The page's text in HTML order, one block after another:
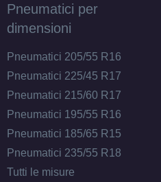
Pneumatici per
dimensioni
Pneumatici 205/55 R16
Pneumatici 225/45 R17
Pneumatici 215/60 R17
Pneumatici 195/55 R16
Pneumatici 185/65 R15
Pneumatici 235/55 R18
Tutti le misure